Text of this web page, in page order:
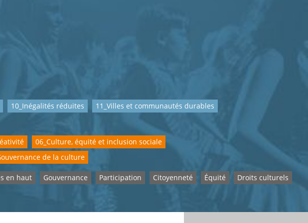
10_Inégalités réduites
11_Villes et communautés durables
06_Culture, équité et inclusion sociale
de la culture
en haut Gouvernance Participation Citoyenneté Équité
Droits culturels